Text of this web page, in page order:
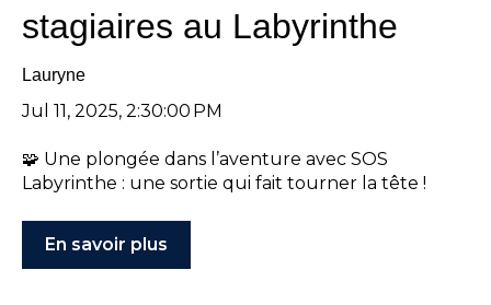
stagiaires au Labyrinthe
Lauryne
Jul 11, 2025, 2:30:00 PM
🧩 Une plongée dans l’aventure avec SOS
Labyrinthe : une sortie qui fait tourner la tête !
En savoir plus